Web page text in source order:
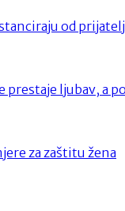
od
prestaje ljubav, a
za zaštitu žena